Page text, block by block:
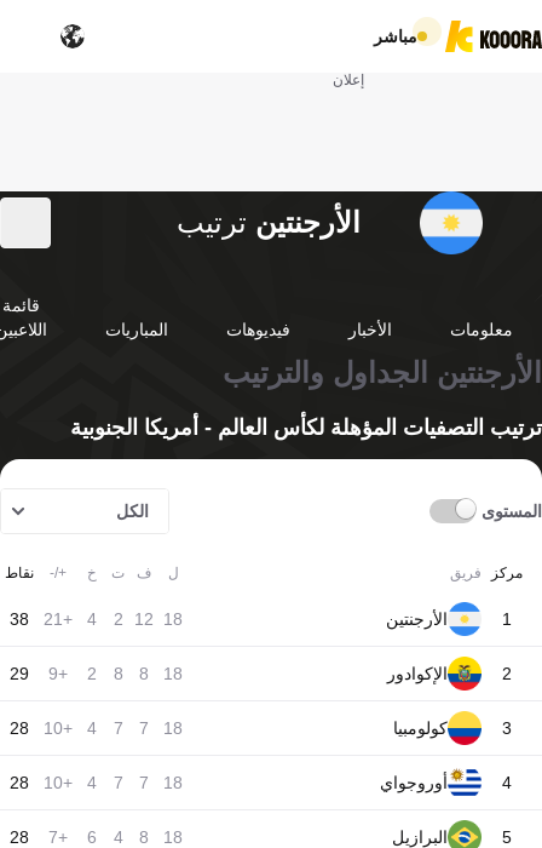
مباشر
إعلان
الأرجنتين ترتيب
معلومات الأخبار فيديوهات المباريات
قائمة
الأرجنتين الجداول والترتيب
ترتيب التصفيات المؤهلة لكأس العالم - أمريكا الجنوبية
المستوى الكل
مركز فريق ل ف ت خ +/- نقاط
1 الأرجنتين 18
12
2
4
+21
38
2 الإكوادور 18
8
8
2
+9
29
3 كولومبيا 18
7
7
4
+10
28
4 أوروجواي 18
7
7
4
+10
28
5 البرازيل 18
8
4
6
+7
28